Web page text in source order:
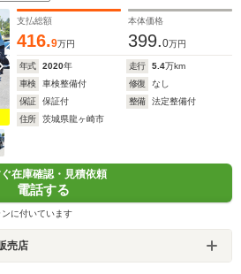
支払総額
416.9万円
本体価格
399.0万円
年式 2020年 走行 5.4万km
車検
車検整備付 修復
なし
保証
保証付 整備
法定整備付
住所
茨城県龍ヶ崎市
在庫確認・見積依頼
電話する
に付いています
売店